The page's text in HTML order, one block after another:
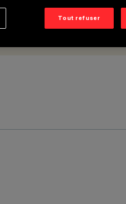
Tout refuser